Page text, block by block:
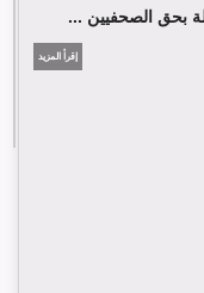
بحق الصحفيين ...
إقرأ المزيد